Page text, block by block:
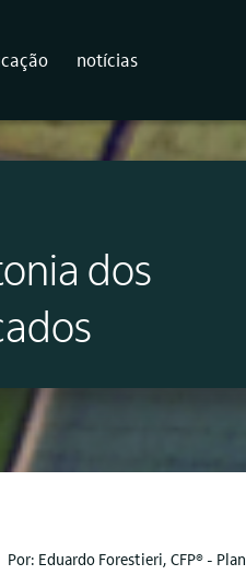
notícias
dos
Por: Eduardo Forestieri, CFP® -